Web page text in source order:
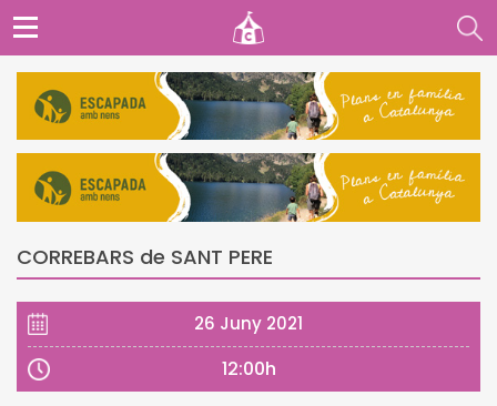
CORREBARS de SANT PERE
26 Juny 2021
12:00h